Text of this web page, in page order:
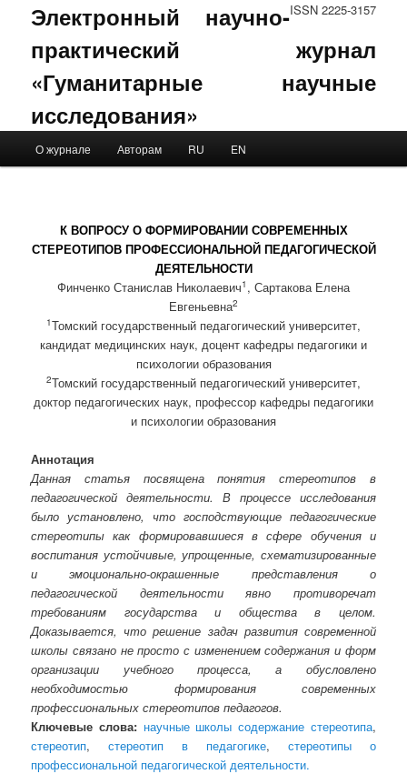
ISSN 2225-3157
Электронный научно-
практический журнал
«Гуманитарные научные
исследования»
Skip to primary content
Skip to secondary content
О журнале Авторам RU EN
К ВОПРОСУ О ФОРМИРОВАНИИ СОВРЕМЕННЫХ
СТЕРЕОТИПОВ ПРОФЕССИОНАЛЬНОЙ ПЕДАГОГИЧЕСКОЙ
ДЕЯТЕЛЬНОСТИ
Финченко Станислав Николаевич1 , Сартакова Елена
Евгеньевна2
1Томский государственный педагогический университет,
кандидат медицинских наук, доцент кафедры педагогики и
психологии образования
2Томский государственный педагогический университет,
доктор педагогических наук, профессор кафедры педагогики
и психологии образования
Аннотация
Данная статья посвящена понятия стереотипов в
педагогической деятельности. В процессе исследования
было установлено, что господствующие педагогические
стереотипы как формировавшиеся в сфере обучения и
воспитания устойчивые, упрощенные, схематизированные
и эмоционально-окрашенные представления о
педагогической деятельности явно противоречат
требованиям государства и общества в целом.
Доказывается, что решение задач развития современной
школы связано не просто с изменением содержания и форм
организации учебного процесса, а обусловлено
необходимостью формирования современных
профессиональных стереотипов педагогов.
Ключевые слова: научные школы содержание стереотипа,
стереотип,стереотип в педагогике, стереотипы о
профессиональной педагогической деятельности.